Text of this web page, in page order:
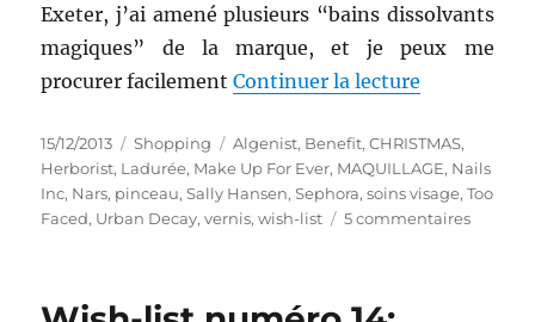
Exeter, j’ai amené plusieurs “bains dissolvants
magiques” de la marque, et je peux me
procurer facilementContinuer la lecture
Publié
le
15/12/2013 Catégories
Shopping Étiquettes
Algenist, Benefit,CHRISTMAS,
Herborist, Ladurée, Make Up For Ever, MAQUILLAGE, Nails
Inc, Nars, pinceau,Sally Hansen,Sephora,soins visage,Too
Faced, Urban Decay,vernis,wish-list 5 commentairessur